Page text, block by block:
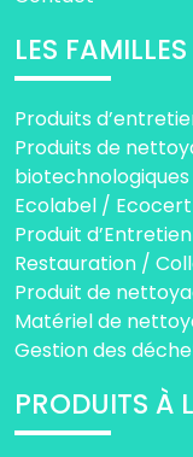
LES FAMILLES
Produits
Produits de
biotechnologiques
Ecolabel /
Produit
Restauration /
Produit de
Matériel de
Gestion des
PRODUITS À